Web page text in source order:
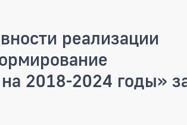
реализации
2018-2024 годы»